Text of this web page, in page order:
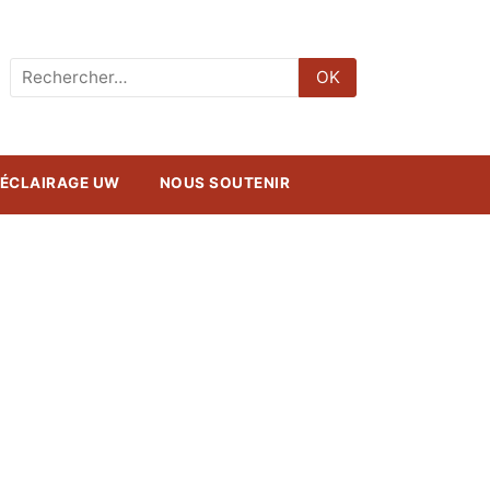
Rechercher
:
OK
ÉCLAIRAGE UW NOUS SOUTENIR